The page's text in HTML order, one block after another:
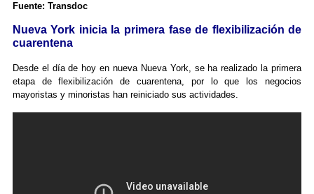
Fuente: Transdoc
Nueva York inicia la primera fase de flexibilización de
cuarentena
Desde el día de hoy en nueva Nueva York, se ha realizado la primera
etapa de flexibilización de cuarentena, por lo que los negocios
mayoristas y minoristas han reiniciado sus actividades.